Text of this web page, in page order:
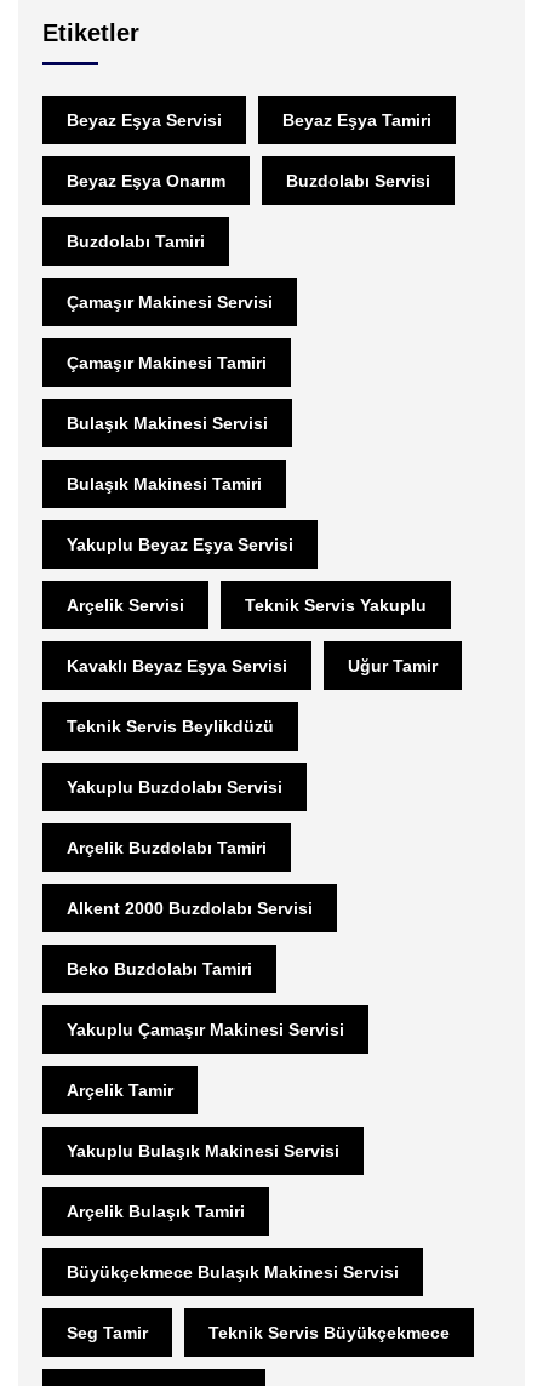
Etiketler
Beyaz Eşya Servisi Beyaz Eşya Tamiri
Beyaz Eşya Onarım Buzdolabı Servisi
Buzdolabı Tamiri
Çamaşır Makinesi Servisi
Çamaşır Makinesi Tamiri
Bulaşık Makinesi Servisi
Bulaşık Makinesi Tamiri
Yakuplu Beyaz Eşya Servisi
Arçelik Servisi Teknik Servis Yakuplu
Kavaklı Beyaz Eşya Servisi Uğur Tamir
Teknik Servis Beylikdüzü
Yakuplu Buzdolabı Servisi
Arçelik Buzdolabı Tamiri
Alkent 2000 Buzdolabı Servisi
Beko Buzdolabı Tamiri
Yakuplu Çamaşır Makinesi Servisi
Arçelik Tamir
Yakuplu Bulaşık Makinesi Servisi
Arçelik Bulaşık Tamiri
Büyükçekmece Bulaşık Makinesi Servisi
Seg Tamir Teknik Servis Büyükçekmece